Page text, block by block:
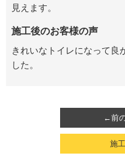
見えます。
施工後のお客様の声
きれいなトイレになって良
した。
←前
施